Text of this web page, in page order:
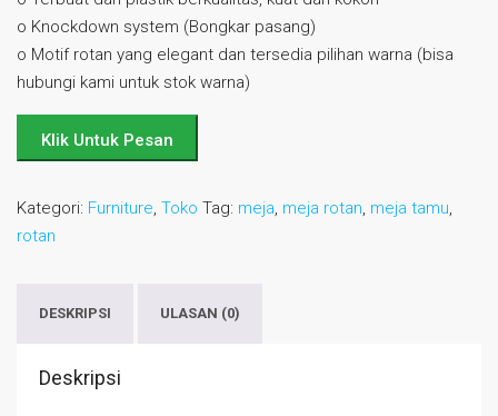
o Knockdown system (Bongkar pasang)
o Motif rotan yang elegant dan tersedia pilihan warna (bisa
hubungi kami untuk stok warna)
Klik Untuk Pesan
Kategori: Furniture, Toko Tag: meja, meja rotan, meja tamu,
rotan
DESKRIPSI ULASAN (0)
Deskripsi